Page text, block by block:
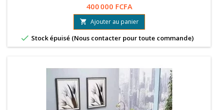
400 000 FCFA
 Ajouter au panier
 Stock épuisé (Nous contacter pour toute commande)